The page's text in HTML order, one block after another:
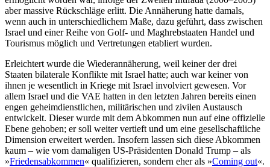
aber massive Rückschläge erlitt. Die Annä­herung hatte damals,
wenn auch in unter­schiedlichem Maße, dazu geführt, dass zwischen
Israel und einer Reihe von Golf- und Maghrebstaaten Handel und
Tourismus möglich und Vertretungen etabliert wurden.
Erleichtert wurde die Wiederannäherung, weil keiner der drei
Staaten bilaterale Konflikte mit Israel hatte; auch war keiner von
ihnen je wesentlich in Kriege mit Israel involviert gewesen. Vor
allem Israel und die VAE hatten in den letzten Jahren bereits einen
engen geheimdienstlichen, militärischen und zivilen Austausch
entwickelt. Dieser wurde mit dem Abkommen nun auf eine offizielle
Ebene gehoben; er soll weiter vertieft und um eine gesellschaftliche
Dimen­sion erweitert werden. Insofern lassen sich diese Abkommen
kaum – wie vom damali­gen US-Präsidenten Donald Trump – als
»Friedensabkommen« qualifizieren, son­dern eher als »Coming out«.